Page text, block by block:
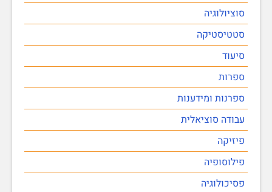
סוציולוגיה
סטטיסטיקה
סיעוד
ספרות
ספרנות ומידענות
עבודה סוציאלית
פיזיקה
פילוסופיה
פסיכולוגיה